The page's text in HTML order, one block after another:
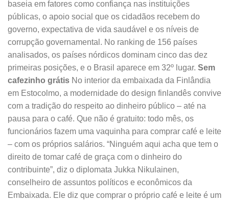
baseia em fatores como confiança nas instituições
públicas, o apoio social que os cidadãos recebem do
governo, expectativa de vida saudável e os níveis de
corrupção governamental. No ranking de 156 países
analisados, os países nórdicos dominam cinco das dez
primeiras posições, e o Brasil aparece em 32º lugar. Sem
cafezinho grátis No interior da embaixada da Finlândia
em Estocolmo, a modernidade do design finlandês convive
com a tradição do respeito ao dinheiro público – até na
pausa para o café. Que não é gratuito: todo mês, os
funcionários fazem uma vaquinha para comprar café e leite
– com os próprios salários. “Ninguém aqui acha que tem o
direito de tomar café de graça com o dinheiro do
contribuinte”, diz o diplomata Jukka Nikulainen,
conselheiro de assuntos políticos e econômicos da
Embaixada. Ele diz que comprar o próprio café e leite é um